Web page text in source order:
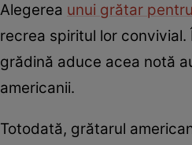
Alegerea unui grătar
recrea spiritul lor
grădină aduce acea notă
americanii.
Totodată, grătarul